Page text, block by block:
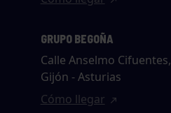
GRUPO BEGOÑA
Calle Anselmo
Gijón - Asturias
Cómo llegar